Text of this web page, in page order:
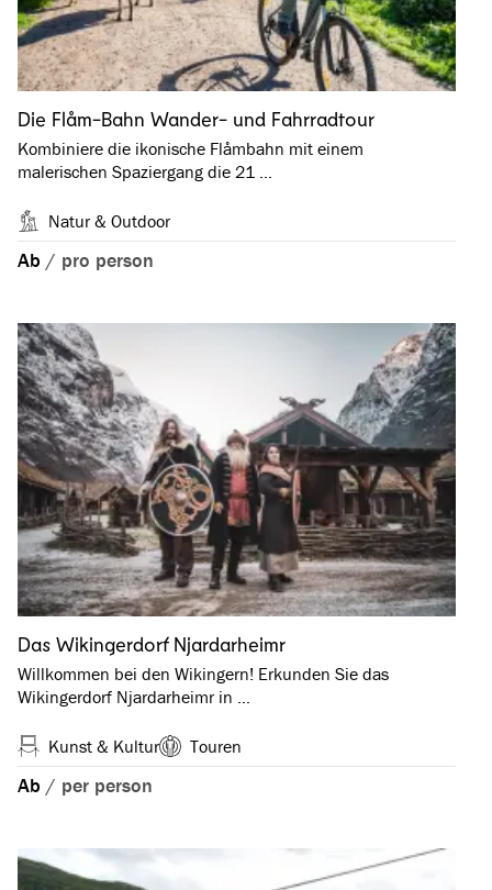
Die Flåm-Bahn Wander- und Fahrradtour
Kombiniere die ikonische Flåmbahn mit einem
malerischen Spaziergang die 21 …
Natur & Outdoor
Ab / pro person
Das Wikingerdorf Njardarheimr
Willkommen bei den Wikingern! Erkunden Sie das
Wikingerdorf Njardarheimr in …
Kunst & Kultur Touren
Ab / per person